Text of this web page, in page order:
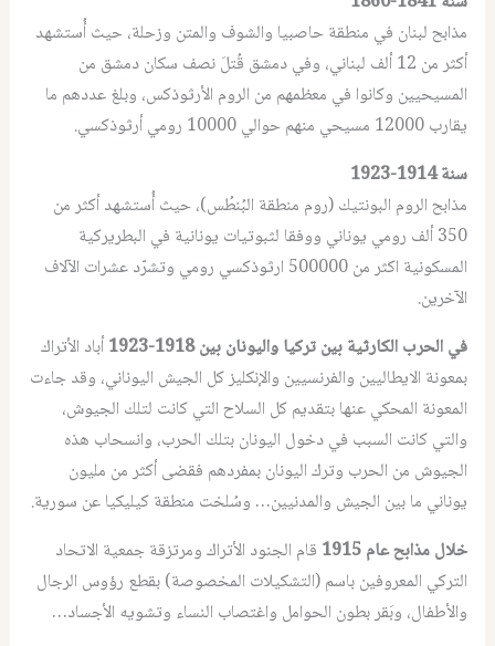
مذابح لبنان في منطقة حاصبيا والشوف والمتن وزحلة، حيث أُستشهد
أكثر من 12 ألف لبناني، وفي دمشق قُتلَ نصف سكان دمشق من
المسيحيين وكانوا في معظمهم من الروم الأرثوذكس، وبلغ عددهم ما
يقارب 12000 مسيحي منهم حوالي 10000 رومي أرثوذكسي.
سنة 1914-1923
مذابح الروم البونتيك (روم منطقة البُنطُس)، حيث أُستشهد أكثر من
350 ألف رومي يوناني ووفقا لثبوتيات يونانية في البطريركية
المسكونية اكثر من 500000 ارثوذكسي رومي وتشرّد عشرات الآلاف
الآخرين.
في الحرب الكارثية بين تركيا واليونان بين 1918-1923
أباد الأتراك
بمعونة الايطاليين والفرنسيين والإنكليز كل الجيش اليوناني، وقد جاءت
المعونة المحكي عنها بتقديم كل السلاح التي كانت لتلك الجيوش،
والتي كانت السبب في دخول اليونان بتلك الحرب، وانسحاب هذه
الجيوش من الحرب وترك اليونان بمفردهم فقضى أكثر من مليون
يوناني ما بين الجيش والمدنيين… وسُلخت منطقة كيليكيا عن سورية.
خلال مذابح عام 1915
قام الجنود الأتراك ومرتزقة جمعية الاتحاد
التركي المعروفين باسم (التشكيلات المخصوصة) بقطع رؤوس الرجال
والأطفال، وبَقر بطون الحوامل واغتصاب النساء وتشويه الأجساد…